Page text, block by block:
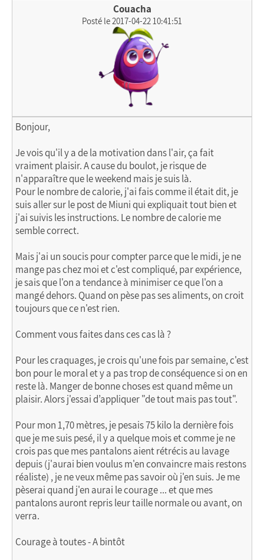
Couacha
Posté le 2017-04-22 10:41:51
Bonjour,
Je vois qu'il y a de la motivation dans l'air, ça fait
vraiment plaisir. A cause du boulot, je risque de
n'apparaître que le weekend mais je suis là.
Pour le nombre de calorie, j'ai fais comme il était dit, je
suis aller sur le post de Miuni qui expliquait tout bien et
j'ai suivis les instructions. Le nombre de calorie me
semble correct.
Mais j'ai un soucis pour compter parce que le midi, je ne
mange pas chez moi et c'est compliqué, par expérience,
je sais que l'on a tendance à minimiser ce que l'on a
mangé dehors. Quand on pèse pas ses aliments, on croit
toujours que ce n'est rien.
Comment vous faites dans ces cas là ?
Pour les craquages, je crois qu'une fois par semaine, c'est
bon pour le moral et y a pas trop de conséquence si on en
reste là. Manger de bonne choses est quand même un
plaisir. Alors j'essai d’appliquer "de tout mais pas tout".
Pour mon 1,70 mètres, je pesais 75 kilo la dernière fois
que je me suis pesé, il y a quelque mois et comme je ne
crois pas que mes pantalons aient rétrécis au lavage
depuis (j'aurai bien voulus m'en convaincre mais restons
réaliste) , je ne veux même pas savoir où j'en suis. Je me
pèserai quand j'en aurai le courage ... et que mes
pantalons auront repris leur taille normale ou avant, on
verra.
Courage à toutes - A bintôt